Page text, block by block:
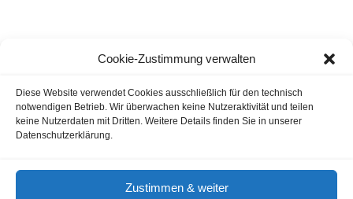
Cookie-Zustimmung verwalten
Diese Website verwendet Cookies ausschließlich für den technisch
notwendigen Betrieb. Wir überwachen keine Nutzeraktivität und teilen
keine Nutzerdaten mit Dritten. Weitere Details finden Sie in unserer
Datenschutzerklärung.
Zustimmen & weiter
Marketing Agenturen Bayern
Terms of Use
Imprint & Privacy